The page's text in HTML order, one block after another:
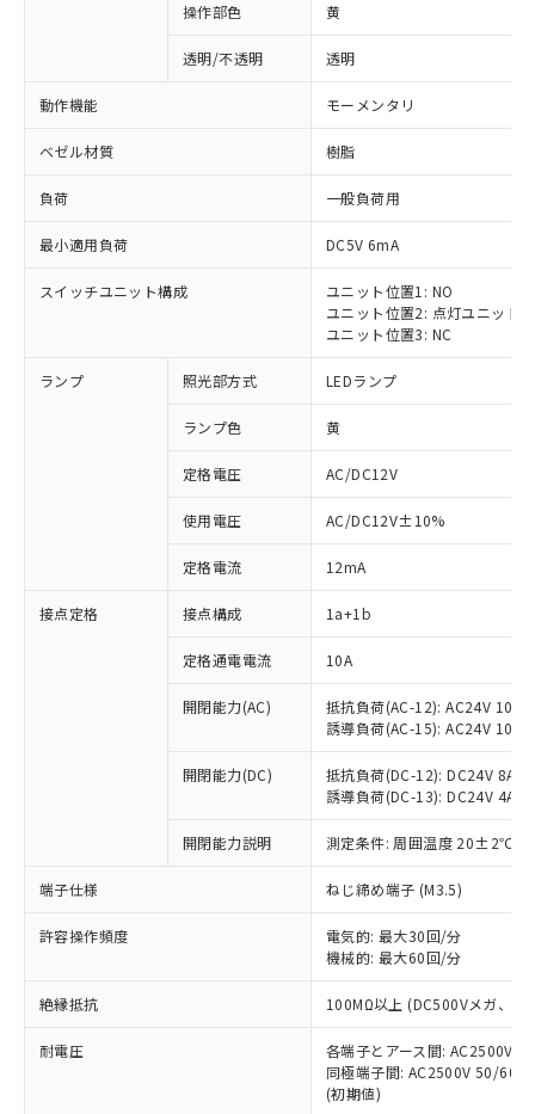
操作部色 黄
透明/不透明 透明
動作機能 モーメンタリ
ベゼル材質 樹脂
負荷 一般負荷用
最小適用負荷 DC5V 6mA
スイッチユニット構成
ユニット位置1: NO
ユニット位置2: 点灯ユニット
ユニット位置3: NC
ランプ 照光部方式 LEDランプ
ランプ色 黄
定格電圧 AC/DC12V
使用電圧 AC/DC12V±10%
定格電流 12mA
接点定格 接点構成 1a+1b
定格通電電流 10A
開閉能力(AC)
抵抗負荷(AC-12): AC24V 10A/
誘導負荷(AC-15): AC24V
開閉能力(DC)
抵抗負荷(DC-12): DC24V 8A/
誘導負荷(DC-13): DC24V 4A/
開閉能力説明 測定条件: 周囲温度 20±2℃、
端子仕様 ねじ締め端子 (M3.5)
許容操作頻度
電気的: 最大30回/分
機械的: 最大60回/分
絶縁抵抗 100MΩ以上 (DC500Vメガ、点
耐電圧
各端子とアース間: AC2500V
同極端子間: AC2500V 50/
(初期値)
ご利用条件
ご利用ください。
本サービスは、当社制御機器事業取扱
商品の当社在庫状況および標準価格
(税抜)を提供させていただくもので
当社制御機器事業取扱商品の中には、
本サービスの対象外となる商品もある
ことをご了承ください。
在庫状況および標準価格照会結果は、
対応済み：EU RoHS指令（10物質）の
非含有に対応した製品が提供可能な商品で
対応予定：EU RoHS指令（10物質）の非含
有に対応した製品に切り替える予定のある
対応予定なし：EU RoHS指令（10物質）の
非含有に非対応の商品で、対応品を出す予
定はありません。
調査・確認中：EU RoHS指令（10物質）の
非含有の対応状況を調査中または確認中の
害物質有無と関係のない商品です。
仕入先様の事情により、非含有部品として
いたものが、含有品と判明した場合などや
むを得ず変更することがあります。
※1 中国RoHS○×表
「○」：最大均質材料含有率が中国RoHSの
基準値以下であることを示します。
「×」：最大均質材料含有率が中国RoHSの
基準値を超えていることを示します。
「－」：未確認です。当社販売部門へお問
当社は、これら貴社製品のうち、外国
為替および外国貿易法に定める商品